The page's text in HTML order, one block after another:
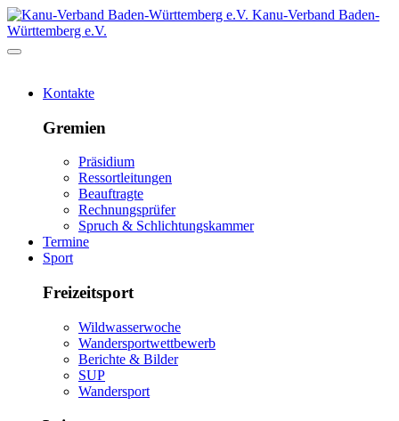
Kanu-Verband Baden-
Württemberg e.V.
Kontakte
Gremien
Präsidium
Ressortleitungen
Beauftragte
Rechnungsprüfer
Spruch & Schlichtungskammer
Termine
Sport
Freizeitsport
Wildwasserwoche
Wandersportwettbewerb
Berichte & Bilder
SUP
Wandersport